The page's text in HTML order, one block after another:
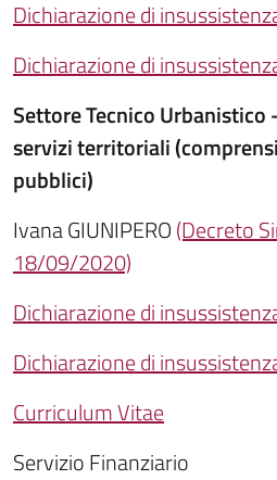
Dichiarazione di
Dichiarazione di
Settore Tecnico
servizi territoriali
pubblici)
Ivana GIUNIPERO(Decreto
18/09/2020)
Dichiarazione di
Dichiarazione di
Curriculum Vitae
Servizio Finanziario